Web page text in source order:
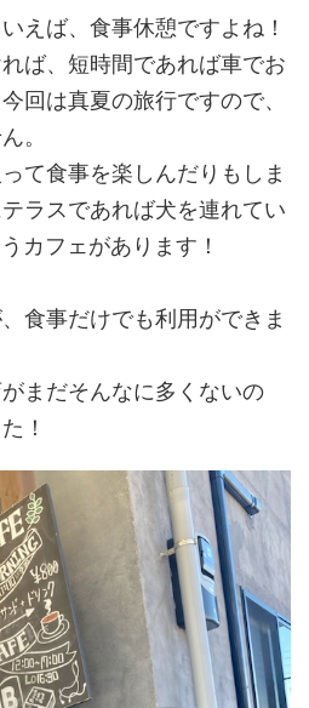
えば、食事休憩ですよね！
ば、短時間であれば車でお
回は真夏の旅行ですので、
。
て食事を楽しんだりもしま
ラスであれば犬を連れてい
カフェがあります！
食事だけでも利用ができま
まだそんなに多くないの
！